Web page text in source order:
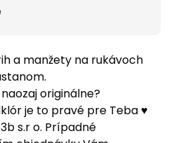
a manžety na rukávoch
originálne?
je to pravé pre Teba ♥
s.r o. Prípadné